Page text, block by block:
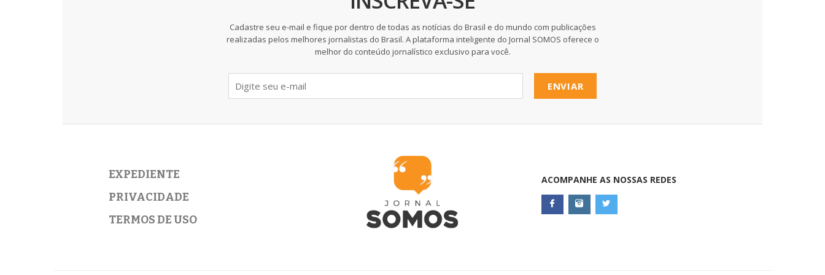
Cadastre seu e-mail e fique por dentro de todas as notícias do Brasil e do mundo com publicações
realizadas pelos melhores jornalistas do Brasil. A plataforma inteligente do Jornal SOMOS oferece o
melhor do conteúdo jornalístico exclusivo para você.
ENVIAR
EXPEDIENTE
PRIVACIDADE
TERMOS DE USO
ACOMPANHE AS NOSSAS REDES